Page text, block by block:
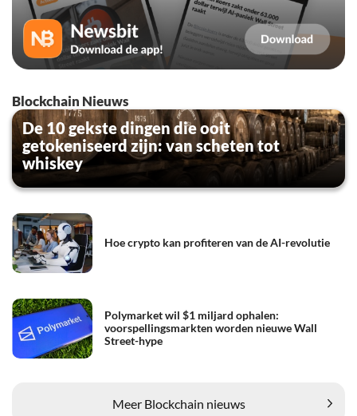
Blockchain Nieuws
De 10 gekste dingen die ooit
getokeniseerd zijn: van scheten tot
whiskey
Hoe crypto kan profiteren van de AI-revolutie
Polymarket wil $1 miljard ophalen:
voorspellingsmarkten worden nieuwe Wall
Street-hype
Meer Blockchain nieuws